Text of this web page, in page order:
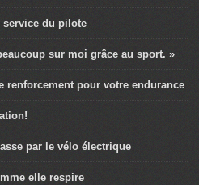
service du pilote
sur moi grâce au sport. »
renforcement pour votre endurance
par le vélo électrique
elle respire